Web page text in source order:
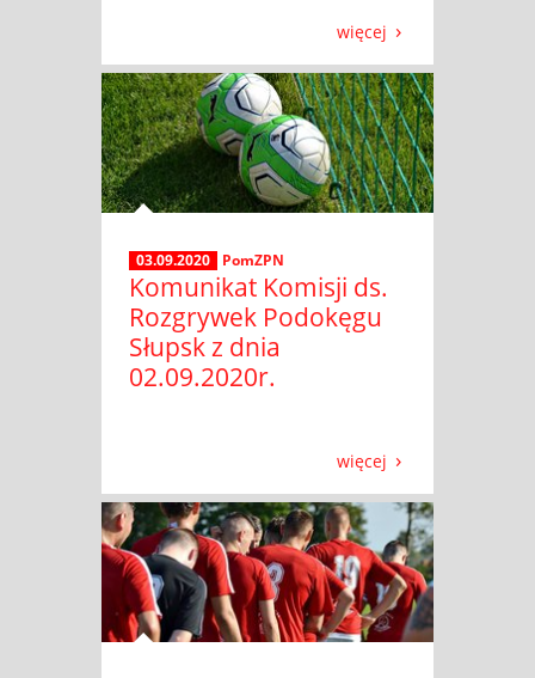
więcej
03.09.2020 PomZPN
Komunikat Komisji ds.
Rozgrywek Podokęgu
Słupsk z dnia
02.09.2020r.
więcej